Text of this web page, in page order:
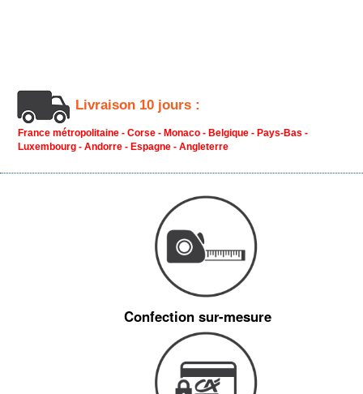
Livraison 10 jours :
France métropolitaine - Corse - Monaco - Belgique - Pays-Bas -
Luxembourg - Andorre - Espagne - Angleterre
Confection sur-mesure